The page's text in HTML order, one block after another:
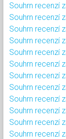
Souhrn recenzí
Souhrn recenzí
Souhrn recenzí
Souhrn recenzí
Souhrn recenzí
Souhrn recenzí
Souhrn recenzí
Souhrn recenzí
Souhrn recenzí
Souhrn recenzí
Souhrn recenzí
Souhrn recenzí